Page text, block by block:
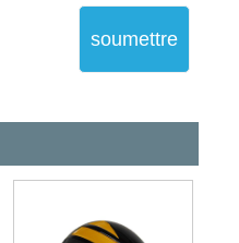
soumettre